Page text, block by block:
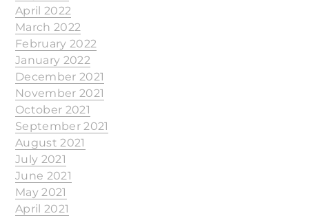
April 2022
March 2022
February 2022
January 2022
December 2021
November 2021
October 2021
September 2021
August 2021
July 2021
June 2021
May 2021
April 2021